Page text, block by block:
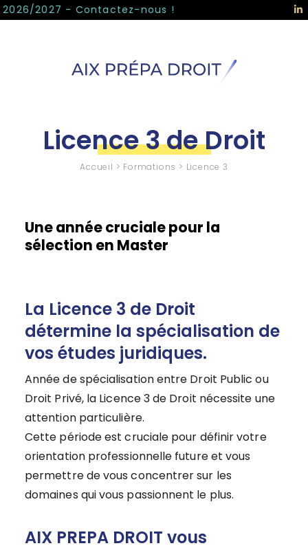
2027 - Contactez-nous !
Licence 3 de Droit
Accueil > Formations > Licence 3
Une année cruciale pour la
sélection en Master
La Licence 3 de Droit
détermine la spécialisation de
vos études juridiques.
Année de spécialisation entre Droit Public ou
Droit Privé, la Licence 3 de Droit nécessite une
attention particulière.
Cette période est cruciale pour définir votre
orientation professionnelle future et vous
permettre de vous concentrer sur les
domaines qui vous passionnent le plus.
AIX PREPA DROIT vous
Panneau de gestion des cookies